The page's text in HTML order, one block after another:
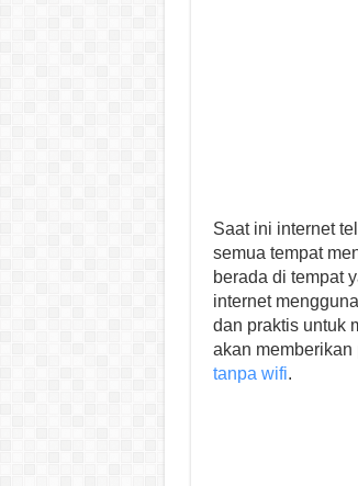
Saat ini internet
semua tempat
berada di tempat
internet
dan praktis untuk
akan
tanpa wifi.